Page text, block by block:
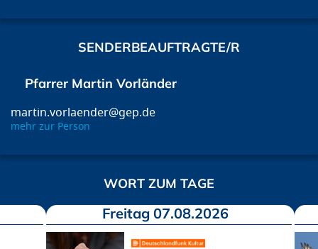
SENDERBEAUFTRAGTE/R
Pfarrer Martin Vorländer
martin.vorlaender@gep.de
mehr zur Person
WORT ZUM TAGE
Freitag 07.08.2026